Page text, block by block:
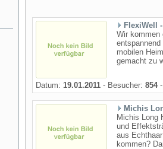
FlexiWell
Wir kommen
mobilen
gemacht zu
Datum: 19.01.2011 - Besucher: 854-
Michis
Michis Long
und
aus
kommen?